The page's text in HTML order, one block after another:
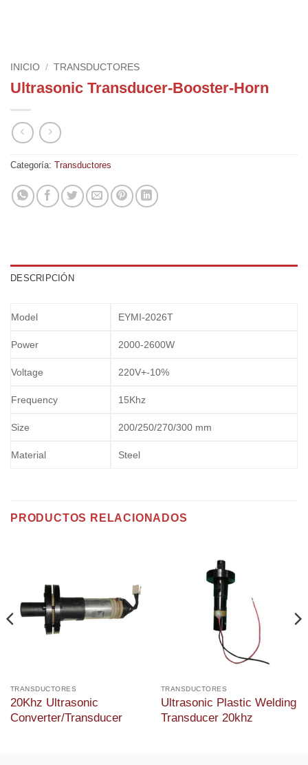
INICIO / TRANSDUCTORES
Ultrasonic Transducer-Booster-Horn
Categoría: Transductores
DESCRIPCIÓN
Model EYMI-2026T
Power 2000-2600W
Voltage 220V+-10%
Frequency 15Khz
Size 200/250/270/300 mm
Material Steel
PRODUCTOS RELACIONADOS
TRANSDUCTORES
20Khz Ultrasonic
Converter/Transducer
TRANSDUCTORES
Ultrasonic Plastic Welding
Transducer 20khz